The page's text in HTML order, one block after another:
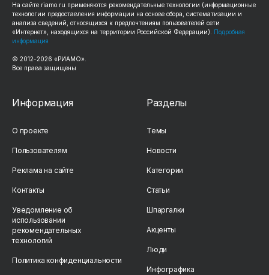
На сайте riamo.ru применяются рекомендательные технологии (информационные
технологии предоставления информации на основе сбора, систематизации и
анализа сведений, относящихся к предпочтениям пользователей сети
«Интернет», находящихся на территории Российской Федерации).
Подробная
информация
© 2012-2026 «РИАМО».
Все права защищены
Информация
О проекте
Пользователям
Реклама на сайте
Контакты
Уведомление об
использовании
рекомендательных
технологий
Политика конфиденциальности
Разделы
Темы
Новости
Категории
Статьи
Шпаргалки
Акценты
Люди
Инфографика